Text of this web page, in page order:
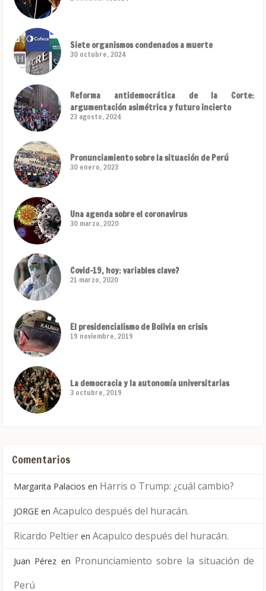
Siete organismos condenados a muerte
30 octubre, 2024
Reforma antidemocrática de la Corte:
argumentación asimétrica y futuro incierto
23 agosto, 2024
Pronunciamiento sobre la situación de Perú
30 enero, 2023
Una agenda sobre el coronavirus
30 marzo, 2020
Covid-19, hoy: variables clave?
21 marzo, 2020
El presidencialismo de Bolivia en crisis
19 noviembre, 2019
La democracia y la autonomía universitarias
3 octubre, 2019
Comentarios
Margarita Palacios en Harris o Trump: ¿cuál cambio?
JORGE en Acapulco después del huracán.
Ricardo Peltier en Acapulco después del huracán.
Juan Pérez en Pronunciamiento sobre la situación de
Perú